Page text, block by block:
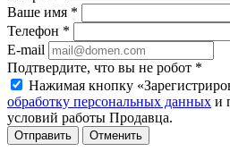
Ваше имя *
Телефон *
E-mail
Подтвердите, что вы не робот *
Нажимая кнопку
обработку персональных данных и
условий работы Продавца.
Отменить